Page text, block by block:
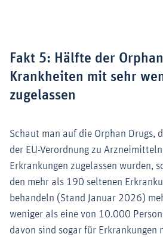
Fakt 5: Hälfte der
Krankheiten mit sehr
zugelassen
Schaut man auf die Orphan Drugs,
der EU-Verordnung zu
Erkrankungen zugelassen wurden,
den mehr als 190 seltenen
behandeln (Stand Januar 2026)
weniger als eine von 10.000
davon sind sogar für Erkrankungen